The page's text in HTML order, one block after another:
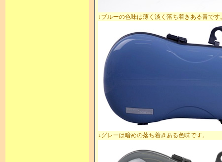
↓ブルーの色味は薄く淡く落ち着きある青です
↓グレーは暗めの落ち着きある色味です。